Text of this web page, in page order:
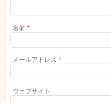
名前*
メールアドレス *
ウェブサイト